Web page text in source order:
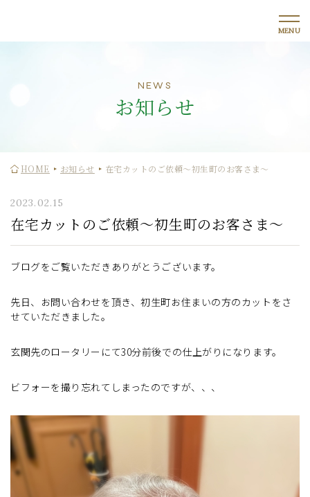
NEWS
お知らせ
HOME お知らせ 在宅カットのご依頼〜初生町のお客さま〜
2023.02.15
在宅カットのご依頼〜初生町のお客さま〜
ブログをご覧いただきありがとうございます。
先日、お問い合わせを頂き、初生町お住まいの方のカットをさ
せていただきました。
玄関先のロータリーにて30分前後での仕上がりになります。
ビフォーを撮り忘れてしまったのですが、、、